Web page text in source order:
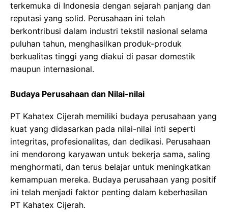
terkemuka di Indonesia dengan sejarah panjang dan
reputasi yang solid. Perusahaan ini telah
berkontribusi dalam industri tekstil nasional selama
puluhan tahun, menghasilkan produk-produk
berkualitas tinggi yang diakui di pasar domestik
maupun internasional.
Budaya Perusahaan dan Nilai-nilai
PT Kahatex Cijerah memiliki budaya perusahaan yang
kuat yang didasarkan pada nilai-nilai inti seperti
integritas, profesionalitas, dan dedikasi. Perusahaan
ini mendorong karyawan untuk bekerja sama, saling
menghormati, dan terus belajar untuk meningkatkan
kemampuan mereka. Budaya perusahaan yang positif
ini telah menjadi faktor penting dalam keberhasilan
PT Kahatex Cijerah.